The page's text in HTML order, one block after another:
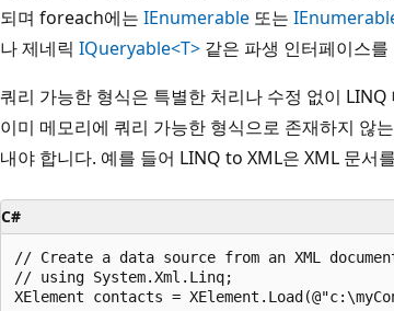
되며 foreach에는 IEnumerable 또는
나 제네릭 IQueryable<T> 같은 파생 인터페이스
쿼리 가능한 형식은 특별한 처리나 수정 없이
이미 메모리에 쿼리 가능한 형식으로 존재하지 않
내야 합니다. 예를 들어 LINQ to XML은 XML 문서
C#
// Create a data source from an XML
// using System.Xml.Linq;